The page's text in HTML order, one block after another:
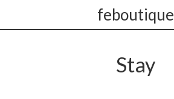
feboutique
Stay